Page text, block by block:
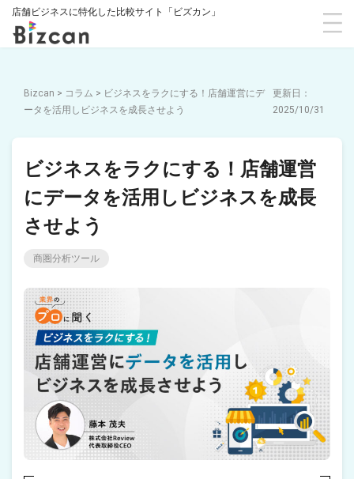
店舗ビジネスに特化した比較サイト「ビズカン」
Bizcan > コラム > ビジネスをラクにする！店舗運営にデ
ータを活用しビジネスを成長させよう
2025/10/31
ビジネスをラクにする！店舗運営
にデータを活用しビジネスを成長
させよう
商圏分析ツール